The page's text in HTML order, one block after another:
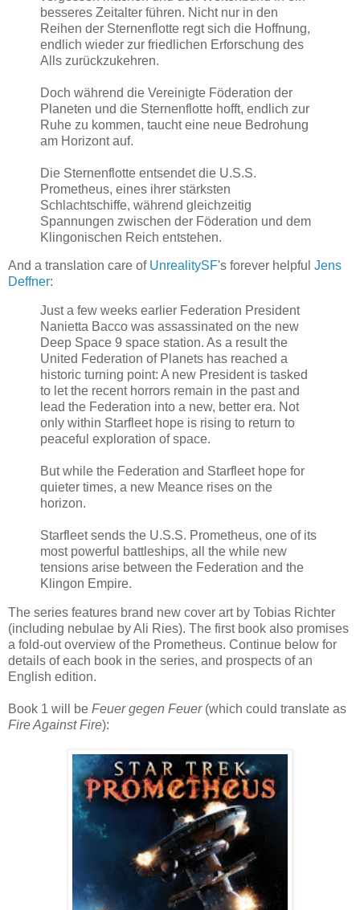
besseres Zeitalter führen. Nicht nur in den
Reihen der Sternenflotte regt sich die Hoffnung,
endlich wieder zur friedlichen Erforschung des
Alls zurückzukehren.
Doch während die Vereinigte Föderation der
Planeten und die Sternenflotte hofft, endlich zur
Ruhe zu kommen, taucht eine neue Bedrohung
am Horizont auf.
Die Sternenflotte entsendet die U.S.S.
Prometheus, eines ihrer stärksten
Schlachtschiffe, während gleichzeitig
Spannungen zwischen der Föderation und dem
Klingonischen Reich entstehen.
And a translation care of UnrealitySF's forever helpful Jens
Deffner:
Just a few weeks earlier Federation President
Nanietta Bacco was assassinated on the new
Deep Space 9 space station. As a result the
United Federation of Planets has reached a
historic turning point: A new President is tasked
to let the recent horrors remain in the past and
lead the Federation into a new, better era. Not
only within Starfleet hope is rising to return to
peaceful exploration of space.
But while the Federation and Starfleet hope for
quieter times, a new Meance rises on the
horizon.
Starfleet sends the U.S.S. Prometheus, one of its
most powerful battleships, all the while new
tensions arise between the Federation and the
Klingon Empire.
The series features brand new cover art by Tobias Richter
(including nebulae by Ali Ries). The first book also promises
a fold-out overview of the Prometheus. Continue below for
details of each book in the series, and prospects of an
English edition.
Book 1 will be Feuer gegen Feuer(which could translate as
Fire Against Fire):